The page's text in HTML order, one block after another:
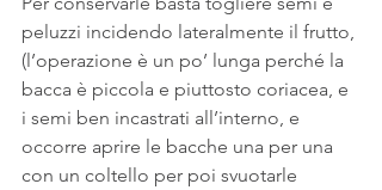
peluzzi incidendo lateralmente il frutto,
(l’operazione è un po’ lunga perché la
bacca è piccola e piuttosto coriacea, e
i semi ben incastrati all’interno, e
occorre aprire le bacche una per una
con un coltello per poi svuotarle